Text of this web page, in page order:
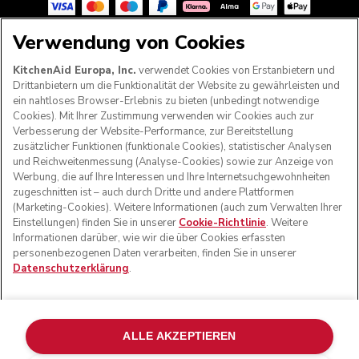
FOLGEN SIE UNS
© KitchenAid 2026 - Alle Rechte vorbehalten. KitchenAid
und das Design der Küchenmaschine sind eingetragene
Marken in den USA und in anderen Ländern.
Online-Schlichtung
Verwendung von Cookies
KitchenAid Europa, Inc. verwendet Cookies von Erstanbietern und
Drittanbietern um die Funktionalität der Website zu gewährleisten und
ein nahtloses Browser-Erlebnis zu bieten (unbedingt notwendige
Cookies). Mit Ihrer Zustimmung verwenden wir Cookies auch zur
Verbesserung der Website-Performance, zur Bereitstellung
zusätzlicher Funktionen (funktionale Cookies), statistischer Analysen
und Reichweitenmessung (Analyse-Cookies) sowie zur Anzeige von
Werbung, die auf Ihre Interessen und Ihre Internetsuchgewohnheiten
zugeschnitten ist – auch durch Dritte und andere Plattformen
(Marketing-Cookies). Weitere Informationen (auch zum Verwalten Ihrer
Einstellungen) finden Sie in unserer Cookie-Richtlinie. Weitere
Informationen darüber, wie wir die über Cookies erfassten
personenbezogenen Daten verarbeiten, finden Sie in unserer
Datenschutzerklärung.
ALLE AKZEPTIEREN